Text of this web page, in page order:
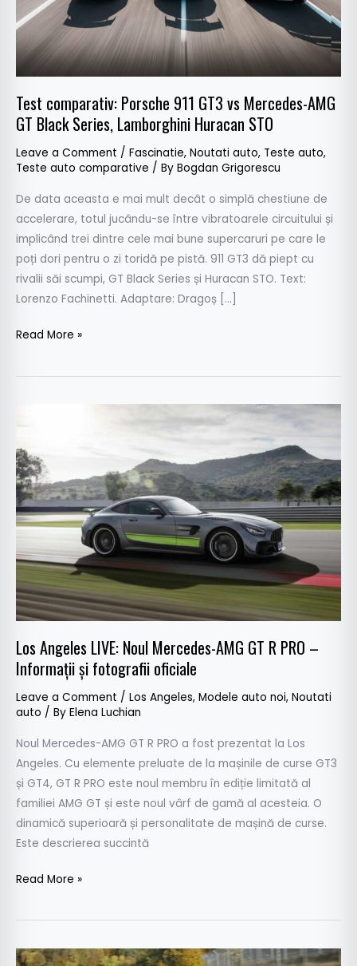
Test comparativ: Porsche 911 GT3 vs Mercedes-AMG
GT Black Series, Lamborghini Huracan STO
Leave a Comment / Fascinatie, Noutati auto, Teste auto,
Teste auto comparative / By Bogdan Grigorescu
De data aceasta e mai mult decât o simplă chestiune de
accelerare, totul jucându-se între vibratoarele circuitului și
implicând trei dintre cele mai bune supercaruri pe care le
poți dori pentru o zi toridă pe pistă. 911 GT3 dă piept cu
rivalii săi scumpi, GT Black Series și Huracan STO. Text:
Lorenzo Fachinetti. Adaptare: Dragoș […]
AMG
GT
Black
Series,
Huracan
STO
Read More »
Los Angeles LIVE: Noul Mercedes-AMG GT R PRO –
Informații și fotografii oficiale
Leave a Comment / Los Angeles, Modele auto noi, Noutati
auto / By Elena Luchian
Noul Mercedes-AMG GT R PRO a fost prezentat la Los
Angeles. Cu elemente preluate de la mașinile de curse GT3
și GT4, GT R PRO este noul membru în ediție limitată al
familiei AMG GT și este noul vârf de gamă al acesteia. O
dinamică superioară și personalitate de mașină de curse.
Este descrierea succintă
LIVE:
Noul
Mercedes-
AMG
R
PRO
–
Informații
fotografii
oficiale
Read More »
Mercedes-